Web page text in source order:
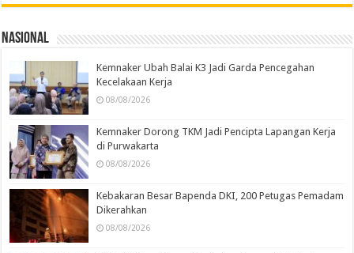
Nasional
Kemnaker Ubah Balai K3 Jadi Garda Pencegahan
Kecelakaan Kerja
08/08/2026
Kemnaker Dorong TKM Jadi Pencipta Lapangan Kerja
di Purwakarta
08/08/2026
Kebakaran Besar Bapenda DKI, 200 Petugas Pemadam
Dikerahkan
08/08/2026